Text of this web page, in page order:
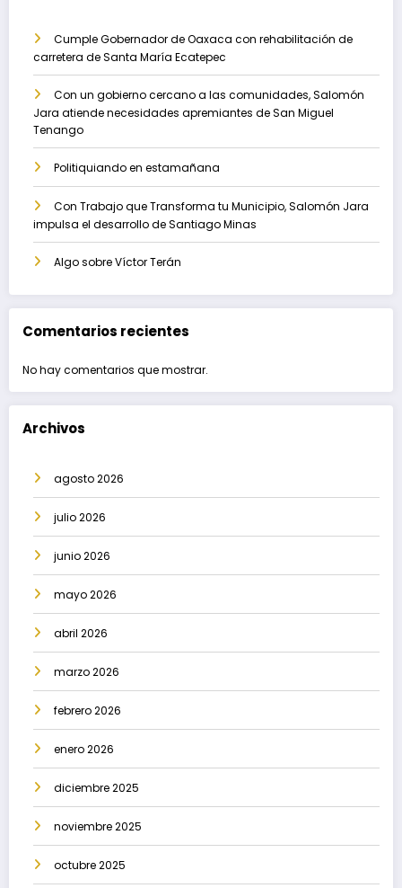
Cumple Gobernador de Oaxaca con rehabilitación de
carretera de Santa María Ecatepec
Con un gobierno cercano a las comunidades, Salomón
Jara atiende necesidades apremiantes de San Miguel
Tenango
Politiquiando en estamañana
Con Trabajo que Transforma tu Municipio, Salomón Jara
impulsa el desarrollo de Santiago Minas
Algo sobre Víctor Terán
Comentarios recientes
No hay comentarios que mostrar.
Archivos
agosto 2026
julio 2026
junio 2026
mayo 2026
abril 2026
marzo 2026
febrero 2026
enero 2026
diciembre 2025
noviembre 2025
octubre 2025